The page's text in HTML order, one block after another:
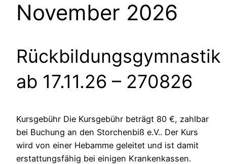
November 2026
Rückbildungsgymnastik
ab 17.11.26 – 270826
Kursgebühr Die Kursgebühr beträgt 80 €, zahlbar
bei Buchung an den Storchenbiß e.V.. Der Kurs
wird von einer Hebamme geleitet und ist damit
erstattungsfähig bei einigen Krankenkassen.